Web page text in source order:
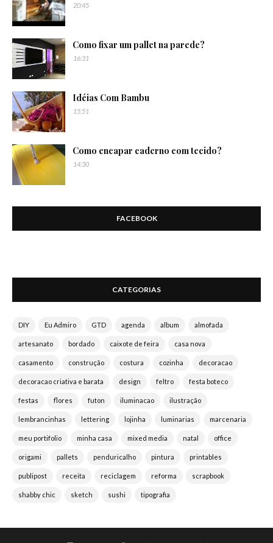
20:45
Como fixar um pallet na parede?
16:31
Idéias Com Bambu
15:51
Como encapar caderno com tecido?
14:30
FACEBOOK
CATEGORIAS
DIY Eu Admiro GTD agenda album almofada
artesanato bordado caixote de feira casa nova
casamento construção costura cozinha decoracao
decoracao criativa e barata design feltro festa boteco
festas flores futon iluminacao ilustração
lembrancinhas lettering lojinha luminarias marcenaria
meu portifolio minha casa mixed media natal office
origami pallets penduricalho pintura printables
publipost receita reciclagem reforma scrapbook
shabby chic sketch sushi tipografia